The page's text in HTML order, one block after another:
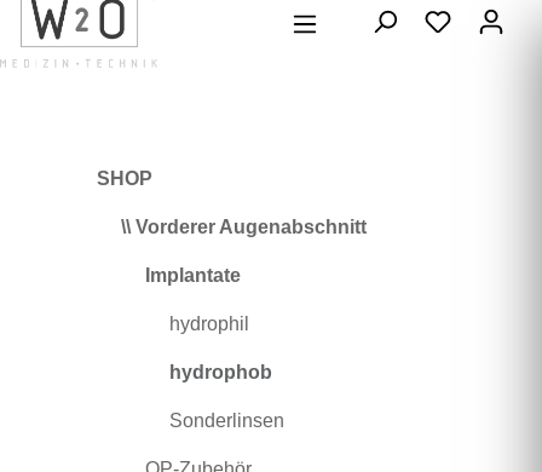
springen
SHOP
\\ Vorderer Augenabschnitt
Implantate
hydrophil
hydrophob
Sonderlinsen